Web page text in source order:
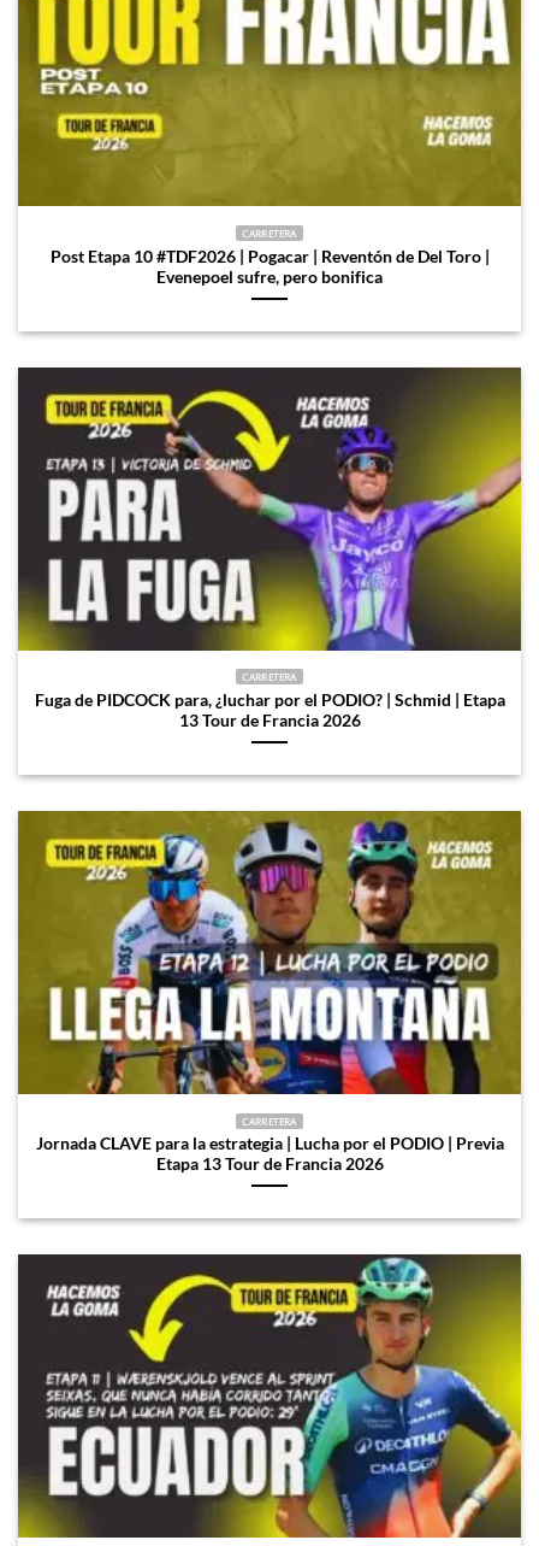
CARRETERA
Post Etapa 10 #TDF2026 | Pogacar | Reventón de Del Toro |
Evenepoel sufre, pero bonifica
CARRETERA
Fuga de PIDCOCK para, ¿luchar por el PODIO? | Schmid | Etapa
13 Tour de Francia 2026
CARRETERA
Jornada CLAVE para la estrategia | Lucha por el PODIO | Previa
Etapa 13 Tour de Francia 2026